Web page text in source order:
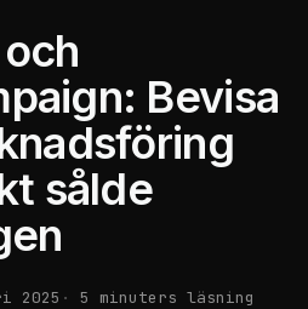
Bevisa
sålde
2025 5 minuters läsning